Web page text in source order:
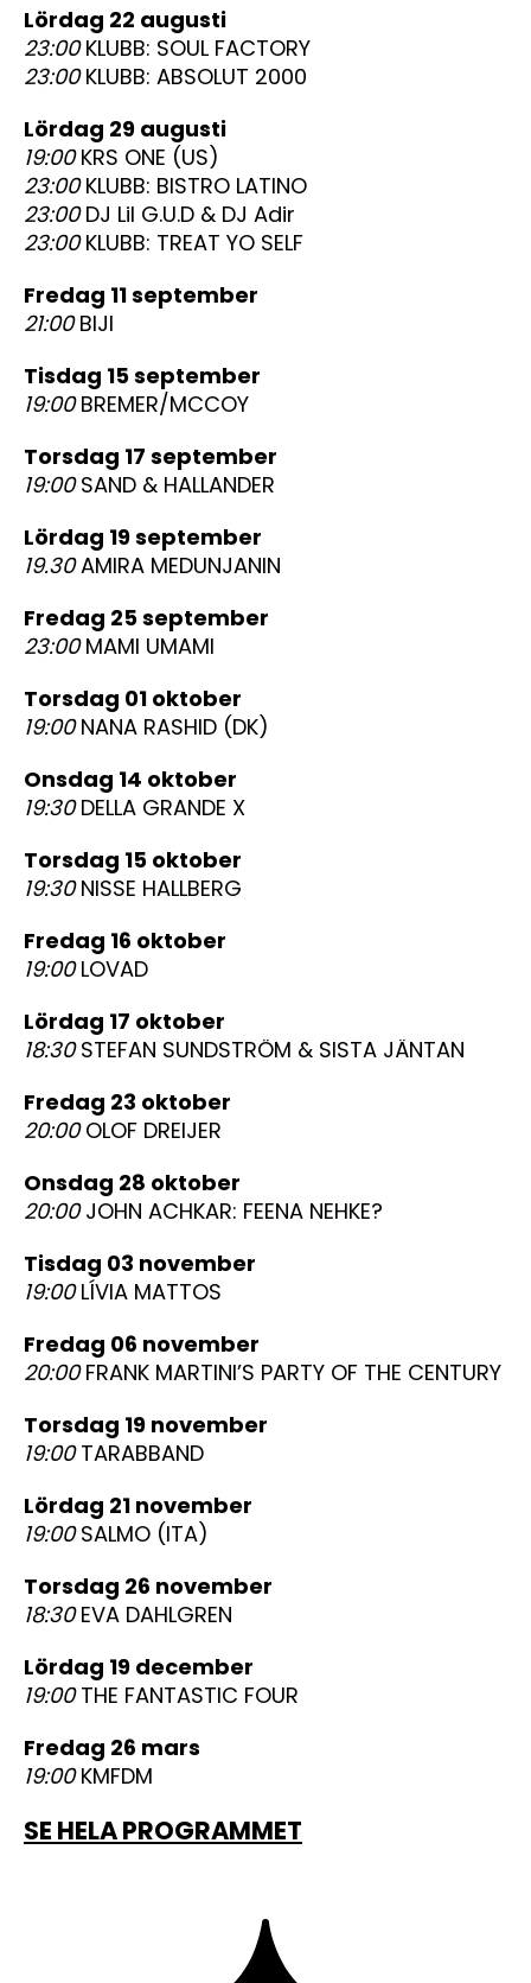
lördag 22 augusti
23:00KLUBB: SOUL FACTORY
23:00KLUBB: ABSOLUT 2000
lördag 29 augusti
19:00KRS ONE (US)
23:00KLUBB: BISTRO LATINO
23:00DJ Lil G.U.D & DJ Adir
23:00KLUBB: TREAT YO SELF
fredag 11 september
21:00BIJI
tisdag 15 september
19:00BREMER/MCCOY
torsdag 17 september
19:00SAND & HALLANDER
lördag 19 september
19.30AMIRA MEDUNJANIN
fredag 25 september
23:00MAMI UMAMI
torsdag 01 oktober
19:00NANA RASHID (DK)
onsdag 14 oktober
19:30DELLA GRANDE X
torsdag 15 oktober
19:30NISSE HALLBERG
fredag 16 oktober
19:00LOVAD
lördag 17 oktober
18:30STEFAN SUNDSTRÖM & SISTA JÄNTAN
fredag 23 oktober
20:00OLOF DREIJER
onsdag 28 oktober
20:00JOHN ACHKAR: FEENA NEHKE?
tisdag 03 november
19:00LÍVIA MATTOS
fredag 06 november
20:00FRANK MARTINI’S PARTY OF THE CENTURY
torsdag 19 november
19:00TARABBAND
lördag 21 november
19:00SALMO (ITA)
torsdag 26 november
18:30EVA DAHLGREN
lördag 19 december
19:00THE FANTASTIC FOUR
fredag 26 mars
19:00KMFDM
SE HELA PROGRAMMET